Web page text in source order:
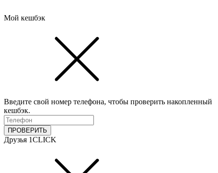
Мой кешбэк
Введите свой номер телефона, чтобы проверить накопленный
кешбэк.
ПРОВЕРИТЬ
Друзья 1CLICK